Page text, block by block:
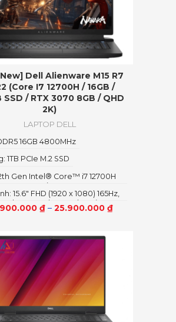
Dell Alienware M15 R7
(Core I7 12700H / 16GB /
SSD / RTX 3070 8GB / QHD
2K)
LAPTOP DELL
₫– 25.900.000 ₫
15.6″ FHD (1920 x 1080) 165Hz,
3ms, Advanced Optimus,
Plus, NVIDIA G-SYNC
Gen Intel® Core™ i7 12700H
To 4.7GHz (14 Cores, 20
24MB Cache)
1TB PCIe M.2 SSD
16GB 4800MHz